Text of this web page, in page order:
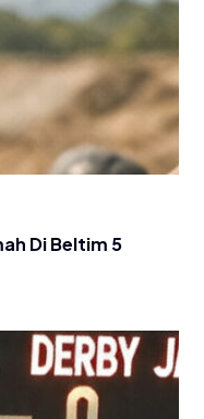
Di Beltim 5